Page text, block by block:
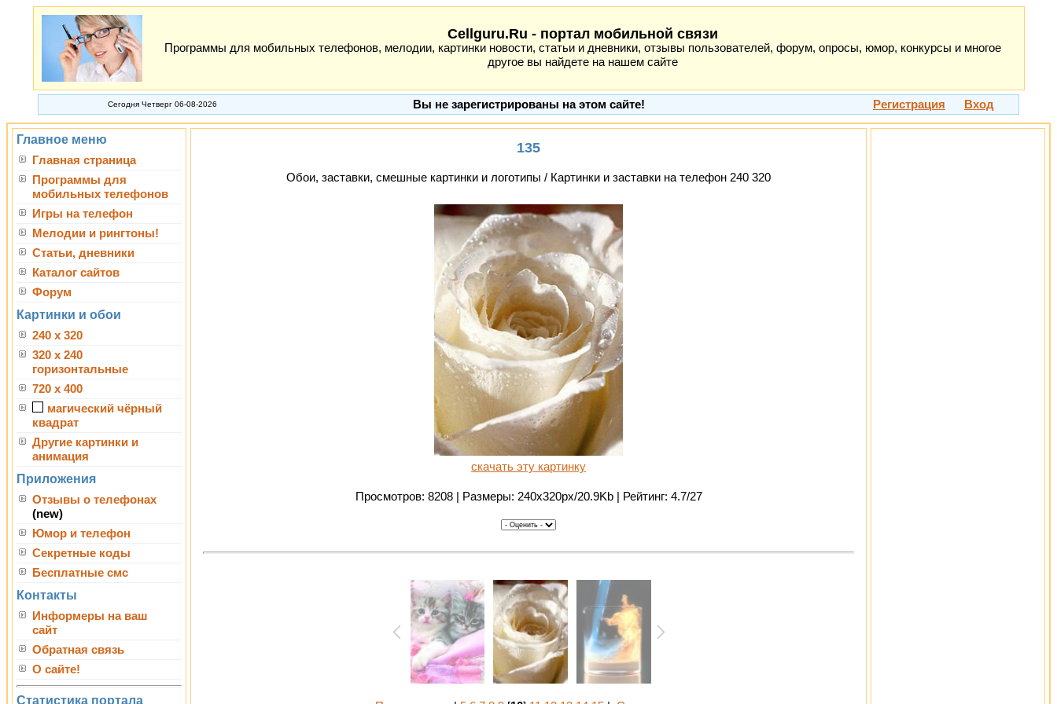
Cellguru.Ru - портал мобильной связи
Программы для мобильных телефонов, мелодии, картинки новости, статьи и дневники, отзывы пользователей, форум, опросы, юмор, конкурсы и многое
другое вы найдете на нашем сайте
Сегодня Четверг 06-08-2026 Вы не зарегистрированы на этом сайте! Регистрация Вход
Главное меню
Главная страница
Программы для
мобильных телефонов
Игры на телефон
Мелодии и рингтоны!
Статьи, дневники
Каталог сайтов
Форум
Картинки и обои
240 x 320
320 x 240
горизонтальные
720 x 400
магический чёрный
квадрат
Другие картинки и
анимация
Приложения
Отзывы о телефонах
(new)
Юмор и телефон
Секретные коды
Бесплатные смс
Контакты
Информеры на ваш
сайт
Обратная связь
О сайте!
Статистика портала
135
Обои, заставки, смешные картинки и логотипы / Картинки и заставки на телефон 240 320
скачать эту картинку
Просмотров: 8208 | Размеры: 240x320px/20.9Kb | Рейтинг: 4.7/27